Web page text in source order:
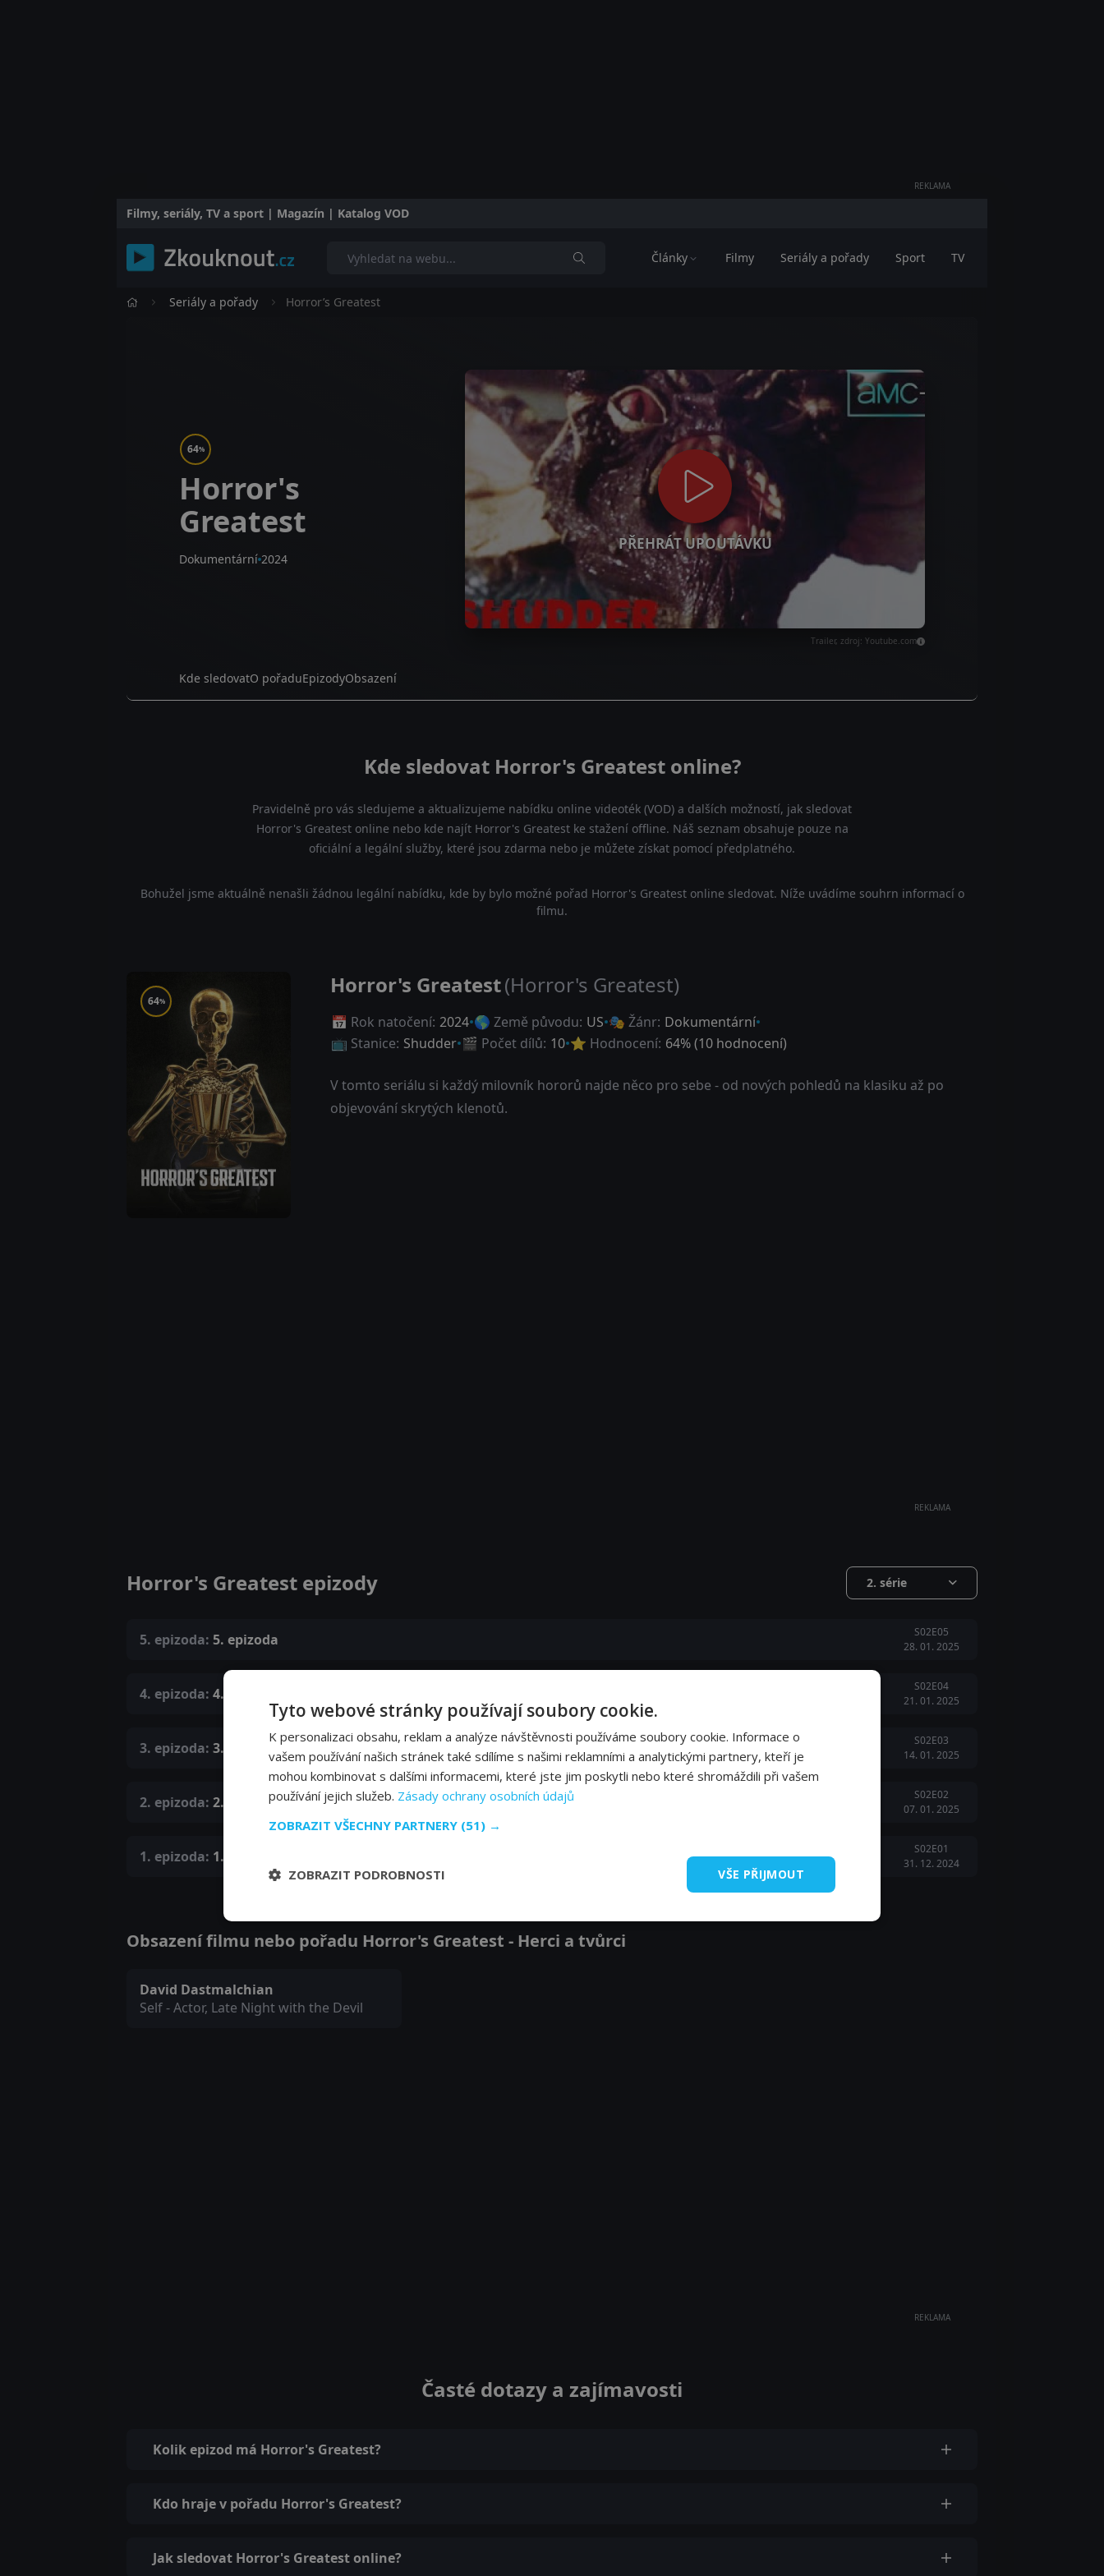
REKLAMA
Filmy, seriály, TV a sport | Magazín | Katalog VOD
Články Filmy Seriály a pořady Sport TV
Seriály a pořady Horror’s Greatest
PŘEHRÁT UPOUTÁVKU
Trailer, zdroj: Youtube.com
64%
Horror's
Greatest
Dokumentární 2024
Kde sledovatO pořaduEpizodyObsazení
Kde sledovat Horror's Greatest online?
Pravidelně pro vás sledujeme a aktualizujeme nabídku online videoték (VOD) a dalších možností, jak sledovat
Horror's Greatest online nebo kde najít Horror's Greatest ke stažení offline. Náš seznam obsahuje pouze na
oficiální a legální služby, které jsou zdarma nebo je můžete získat pomocí předplatného.
Bohužel jsme aktuálně nenašli žádnou legální nabídku, kde by bylo možné pořad Horror's Greatest online sledovat. Níže uvádíme souhrn informací o
filmu.
64%
Horror's Greatest(Horror's Greatest)
📅 Rok natočení: 2024 🌎 Země původu: US 🎭 Žánr: Dokumentární
📺 Stanice: Shudder 🎬 Počet dílů: 10 ⭐ Hodnocení: 64% (10 hodnocení)
V tomto seriálu si každý milovník hororů najde něco pro sebe - od nových pohledů na klasiku až po
objevování skrytých klenotů.
REKLAMA
Horror's Greatest epizody 2. série
5. epizoda: 5. epizoda
S02E05
28. 01. 2025
4. epizoda: 4. epizoda
S02E04
21. 01. 2025
3. epizoda: 3. epizoda
S02E03
14. 01. 2025
2. epizoda: 2. epizoda
S02E02
07. 01. 2025
1. epizoda: 1. epizoda
S02E01
31. 12. 2024
Obsazení filmu nebo pořadu Horror's Greatest - Herci a tvůrci
David Dastmalchian
Self - Actor, Late Night with the Devil
REKLAMA
Časté dotazy a zajímavosti
Kolik epizod má Horror's Greatest?
Kdo hraje v pořadu Horror's Greatest?
Jak sledovat Horror's Greatest online?
Tyto webové stránky používají soubory cookie.
K personalizaci obsahu, reklam a analýze návštěvnosti používáme soubory cookie. Informace o
vašem používání našich stránek také sdílíme s našimi reklamními a analytickými partnery, kteří je
mohou kombinovat s dalšími informacemi, které jste jim poskytli nebo které shromáždili při vašem
používání jejich služeb. Zásady ochrany osobních údajů
ZOBRAZIT VŠECHNY PARTNERY (51) →
VŠE PŘIJMOUT
ZOBRAZIT PODROBNOSTI